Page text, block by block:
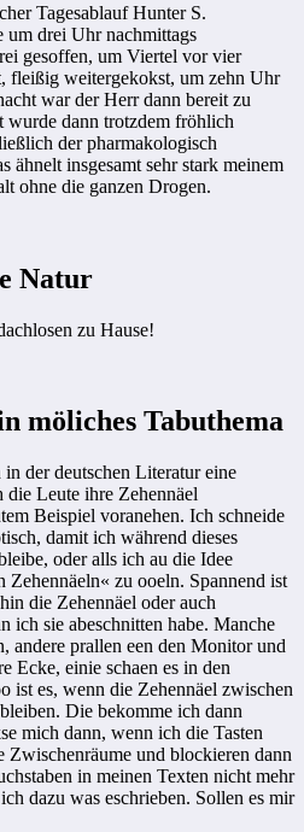
Tagesablauf Hunter S.
um drei Uhr nachmittags
gesoffen, um Viertel vor vier
fleißig weitergekokst, um zehn Uhr
war der Herr dann bereit zu
wurde dann trotzdem fröhlich
der pharmakologisch
ähnelt insgesamt sehr stark meinem
ohne die ganzen Drogen.
Natur
zu Hause!
möliches Tabuthema
der deutschen Literatur eine
Leute ihre Zehennäel
Beispiel voranehen. Ich schneide
damit ich während dieses
oder alls ich au die Idee
Zehennäeln« zu ooeln. Spannend ist
die Zehennäel oder auch
ich sie abeschnitten habe. Manche
andere prallen een den Monitor und
Ecke, einie schaen es in den
ist es, wenn die Zehennäel zwischen
Die bekomme ich dann
mich dann, wenn ich die Tasten
Zwischenräume und blockieren dann
in meinen Texten nicht mehr
dazu was eschrieben. Sollen es mir